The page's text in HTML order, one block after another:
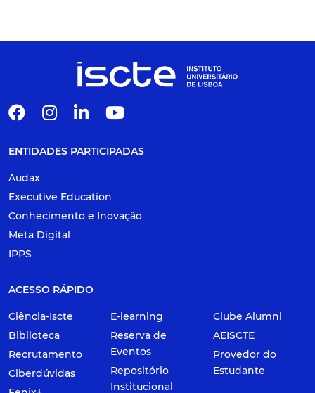
ENTIDADES PARTICIPADAS
Audax
Executive Education
Conhecimento e Inovação
Meta Digital
IPPS
ACESSO RÁPIDO
Ciência-Iscte
Biblioteca
Recrutamento
Ciberdúvidas
E-learning
Reserva de
Eventos
Repositório
Institucional
Clube Alumni
AEISCTE
Provedor do
Estudante